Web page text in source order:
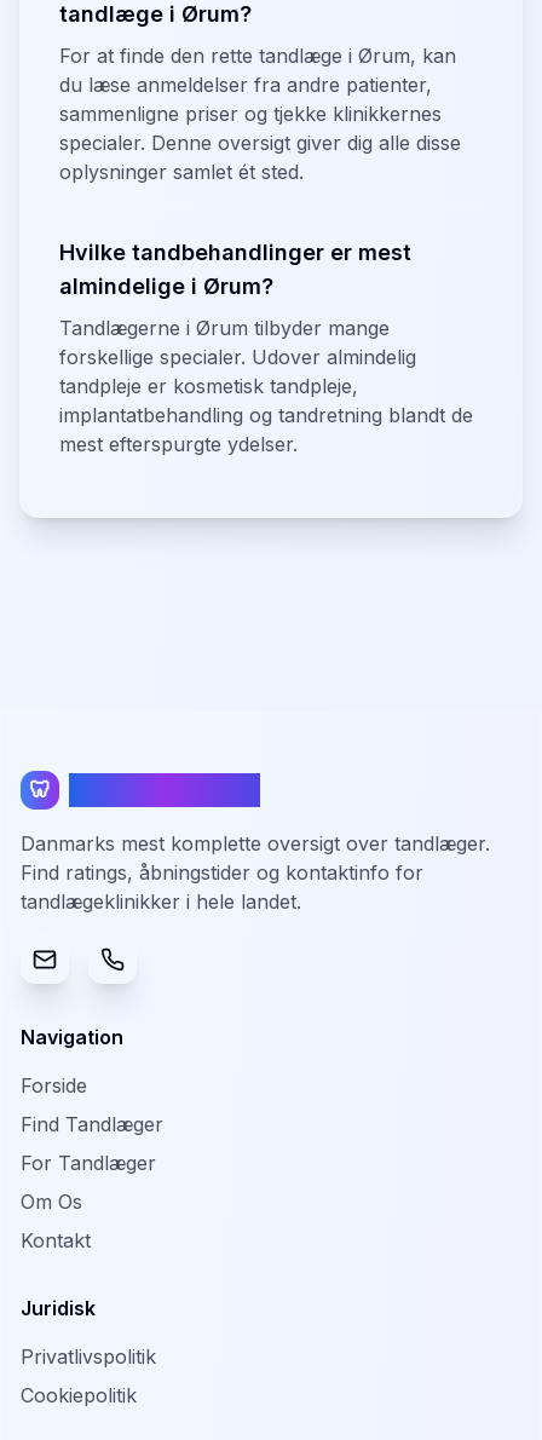
tandlæge i Ørum?
For at finde den rette tandlæge i Ørum, kan
du læse anmeldelser fra andre patienter,
sammenligne priser og tjekke klinikkernes
specialer. Denne oversigt giver dig alle disse
oplysninger samlet ét sted.
Hvilke tandbehandlinger er mest
almindelige i Ørum?
Tandlægerne i Ørum tilbyder mange
forskellige specialer. Udover almindelig
tandpleje er kosmetisk tandpleje,
implantatbehandling og tandretning blandt de
mest efterspurgte ydelser.
🦷
Danmarks mest komplette oversigt over tandlæger.
Find ratings, åbningstider og kontaktinfo for
tandlægeklinikker i hele landet.
Navigation
Forside
Find Tandlæger
For Tandlæger
Om Os
Kontakt
Juridisk
Privatlivspolitik
Cookiepolitik